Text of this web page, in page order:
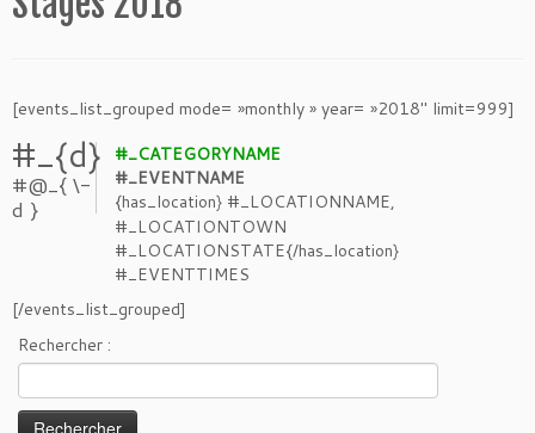
[events_list_grouped mode= »monthly » year= »2018″ limit=999]
#_{d}
#@_{ \-
d }
#_CATEGORYNAME
#_EVENTNAME
{has_location} #_LOCATIONNAME,
#_LOCATIONTOWN
#_LOCATIONSTATE{/has_location}
#_EVENTTIMES
[/events_list_grouped]
Rechercher :